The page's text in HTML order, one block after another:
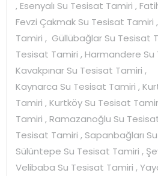
, Esenyalı Su Tesisat Tamiri ,
Fevzi Çakmak Su Tesisat
Tamiri , Güllübağlar Su Tesisat
Tesisat Tamiri , Harmandere Su
Kavakpınar Su Tesisat Tamiri ,
Kaynarca Su Tesisat Tamiri ,
Tamiri , Kurtköy Su Tesisat
Tamiri , Ramazanoğlu Su
Tesisat Tamiri , Sapanbağları
Sülüntepe Su Tesisat Tamiri ,
Velibaba Su Tesisat Tamiri ,